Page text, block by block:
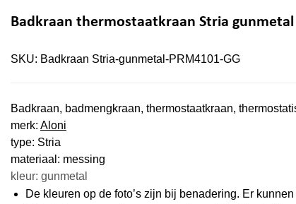
Badkraan thermostaatkraan Stria gunmetal
SKU: Badkraan Stria-gunmetal-PRM4101-GG
Badkraan, badmengkraan, thermostaatkraan,
merk: Aloni
type: Stria
materiaal: messing
kleur: gunmetal
De kleuren op de foto’s zijn bij benadering. Er